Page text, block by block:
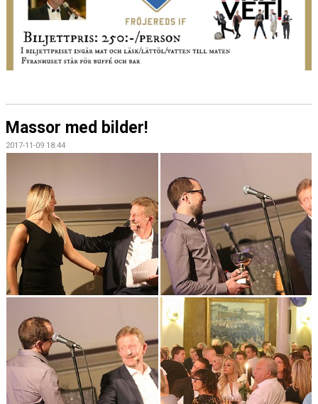
Massor med bilder!
2017-11-09 18:44